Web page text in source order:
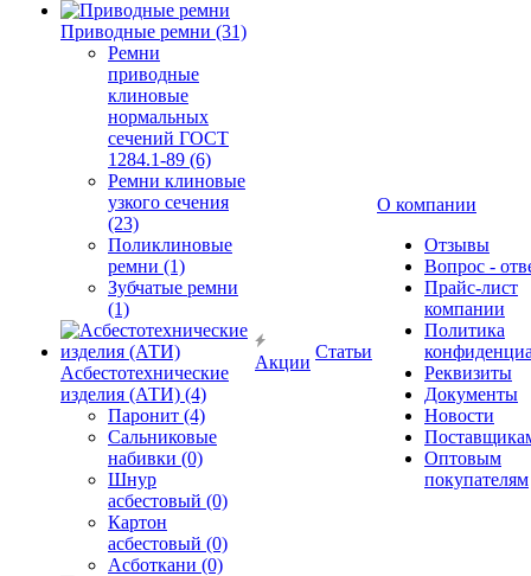
Приводные ремни (31)
Ремни
приводные
клиновые
нормальных
сечений ГОСТ
1284.1-89 (6)
Ремни клиновые
узкого сечения
(23)
Поликлиновые
ремни (1)
Зубчатые ремни
(1)
Асбестотехнические
изделия (АТИ) (4)
Паронит (4)
Сальниковые
набивки (0)
Шнур
асбестовый (0)
Картон
асбестовый (0)
Асботкани (0)
Акции
Статьи
О компании
Отзывы
Вопрос -
Прайс-лист
компании
Политика
Реквизиты
Документы
Новости
Оптовым
покупателям